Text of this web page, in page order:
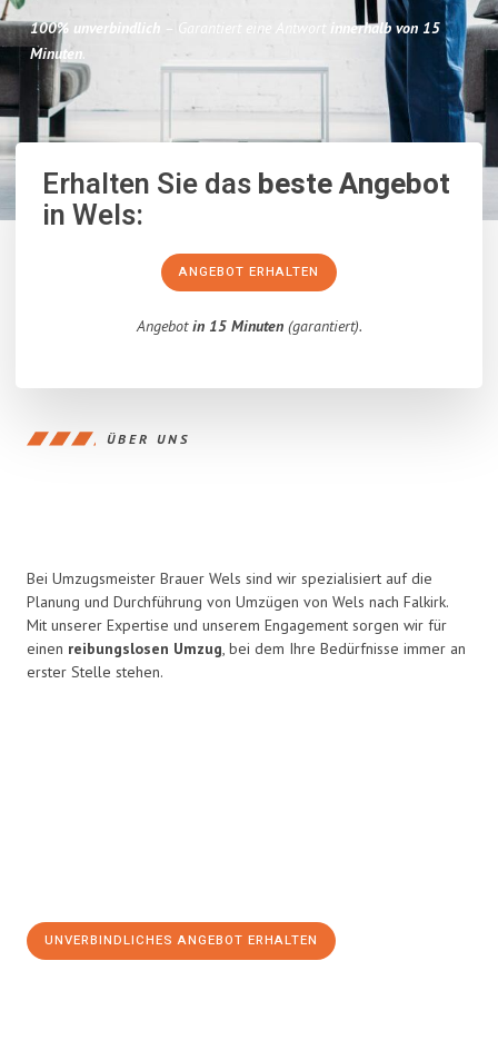
100% unverbindlich – Garantiert eine Antwort
innerhalb von 15
Minuten.
Erhalten Sie dasbeste Angebot
in Wels:
ANGEBOT ERHALTEN
Angebotin 15 Minuten(garantiert).
ÜBER UNS
Bei Umzugsmeister Brauer Wels sind wir spezialisiert auf die
Planung und Durchführung von Umzügen von Wels nach Falkirk.
Mit unserer Expertise und unserem Engagement sorgen wir für
einen reibungslosen Umzug, bei dem Ihre Bedürfnisse immer an
erster Stelle stehen.
UNVERBINDLICHES ANGEBOT ERHALTEN